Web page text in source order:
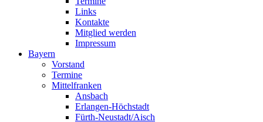
Links
Kontakte
Mitglied werden
Impressum
Bayern
Vorstand
Termine
Mittelfranken
Ansbach
Erlangen-Höchstadt
Fürth-Neustadt/Aisch